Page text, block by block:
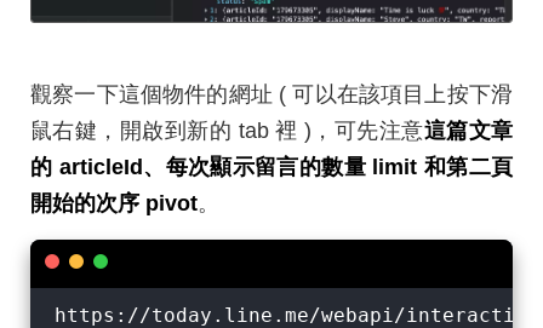
觀察一下這個物件的網址 ( 可以在該項目上按下滑
鼠右鍵，開啟到新的 tab 裡 )，可先注意這篇文章
的 articleId、每次顯示留言的數量 limit 和第二頁
開始的次序 pivot。
https://today.line.me/webapi/